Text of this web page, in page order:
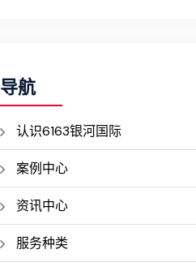
导航
认识6163银河国际
案例中心
资讯中心
服务种类